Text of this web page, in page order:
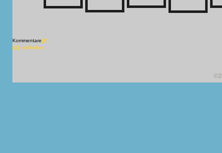
Kommentare[X]
[X] schließen